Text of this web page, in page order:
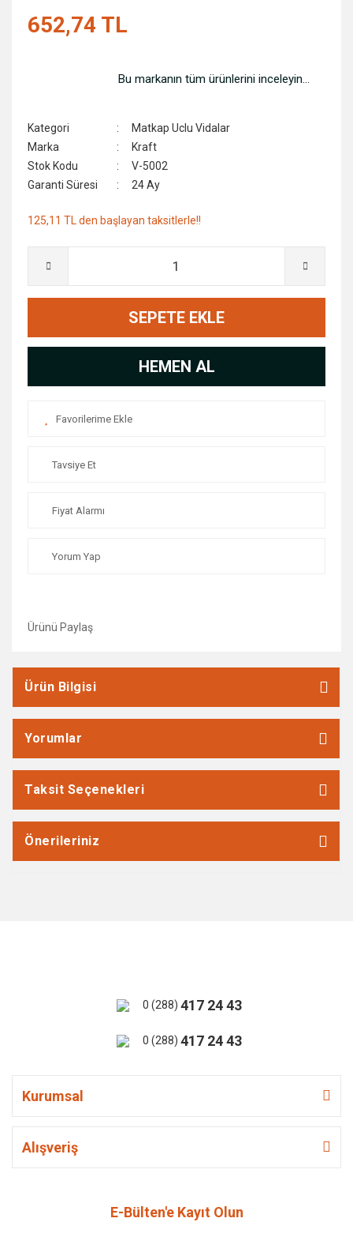
652,74 TL
Bu markanın tüm ürünlerini inceleyin...
Kategori
Matkap Uclu Vidalar
Marka
Kraft
Stok Kodu
V-5002
Garanti Süresi
24 Ay
125,11 TL den başlayan taksitlerle!!
SEPETE EKLE
HEMEN AL
Tavsiye Et
Fiyat Alarmı
Yorum Yap
Ürünü Paylaş
Ürün Bilgisi
Yorumlar
Taksit Seçenekleri
Önerileriniz
0 (288) 417 24 43
0 (288) 417 24 43
Kurumsal
Alışveriş
E-Bülten'e Kayıt Olun